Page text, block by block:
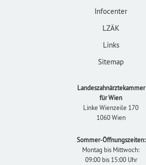
Infocenter
LZÄK
Links
Sitemap
Landeszahnärztekammer
für Wien
Linke Wienzeile 170
1060 Wien
Sommer-Öffnungszeiten:
Montag bis Mittwoch:
09:00 bis 15:00 Uhr